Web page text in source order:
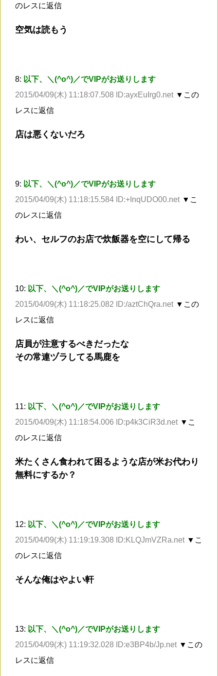
のレスに返信
空気は読もう
8: 以下、＼(^o^)／でVIPがお送りします
2015/04/09(木) 11:18:07.508 ID:ayxEuIrg0.net ▼この
レスに返信
店は悪くないだろ
9: 以下、＼(^o^)／でVIPがお送りします
2015/04/09(木) 11:18:15.584 ID:+InqUDO00.net ▼こ
のレスに返信
わい、セルフのお店で炊飯器を空にして帰る
10: 以下、＼(^o^)／でVIPがお送りします
2015/04/09(木) 11:18:25.082 ID:/aztChQra.net ▼この
レスに返信
店員が注意するべきだったな
その常連ヅラしてる馬鹿を
11: 以下、＼(^o^)／でVIPがお送りします
2015/04/09(木) 11:18:54.006 ID:p4k3CiR3d.net ▼こ
のレスに返信
米たくさん食われて困るような店が米お代わり
無料にするか？
12: 以下、＼(^o^)／でVIPがお送りします
2015/04/09(木) 11:19:19.308 ID:KLQJmVZRa.net ▼こ
のレスに返信
そんな俺はやよい軒
13: 以下、＼(^o^)／でVIPがお送りします
2015/04/09(木) 11:19:32.028 ID:e3BP4b/Jp.net ▼この
レスに返信